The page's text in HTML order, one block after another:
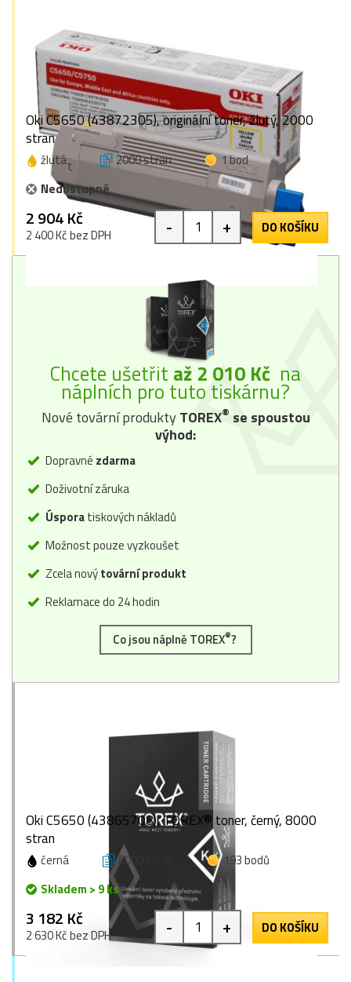
Oki C5650 (43872305), originální toner, žlutý, 2000
stran
žlutá 2000 stran
1 bod
Nedostupné
2 904 Kč
2 400 Kč bez DPH - + DO KOŠÍKU
Chcete ušetřit až 2 010 Kč na
náplních pro tuto tiskárnu?
Nové tovární produktyTOREX® se spoustou
výhod:
Dopravné zdarma
Doživotní záruka
Úsporatiskových nákladů
Možnost pouze vyzkoušet
Zcela novýtovární produkt
Reklamace do 24 hodin
Co jsou náplně TOREX®?
Oki C5650 (43865708), TOREX® toner, černý, 8000
stran
černá 8000 stran
193 bodů
Skladem > 9 ks
3 182 Kč
2 630 Kč bez DPH - + DO KOŠÍKU